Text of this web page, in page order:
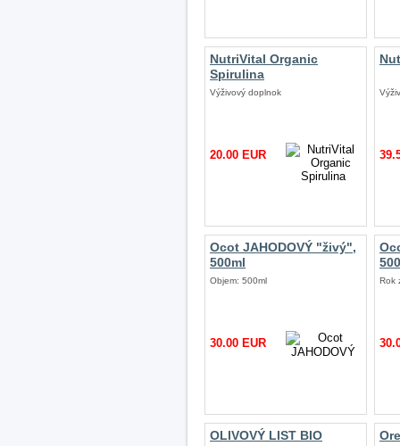
NutriVital Organic
Spirulina
Výživový doplnok
20.00 EUR
Ocot JAHODOVÝ "živý",
500ml
Objem: 500ml
30.00 EUR
Rok
OLIVOVÝ LIST BIO